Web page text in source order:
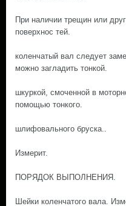
При наличии трещин или
поверхнос тей.
коленчатый вал следует
можно загладить тонкой.
шкуркой, смоченной в
помощью тонкого.
шлифовального бруска..
Измерит.
ПОРЯДОК ВЫПОЛНЕНИЯ.
Шейки коленчатого вала.